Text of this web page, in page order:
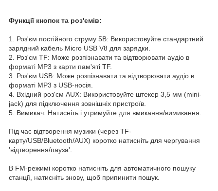
Функції кнопок та роз'ємів:
1. Роз'єм постійного струму 5В: Використовуйте стандартний
зарядний кабель Micro USB V8 для зарядки.
2. Роз'єм TF: Може розпізнавати та відтворювати аудіо в
форматі MP3 з карти пам'яті TF.
3. Роз'єм USB: Може розпізнавати та відтворювати аудіо в
форматі MP3 з USB-носія.
4. Вхідний роз'єм AUX: Використовуйте штекер 3,5 мм (mini-
jack) для підключення зовнішніх пристроїв.
5. Вимикач: Натисніть і утримуйте для вмикання/вимикання.
Під час відтворення музики (через TF-
карту/USB/Bluetooth/AUX) коротко натисніть для чергування
'відтворення/пауза'.
В FM-режимі коротко натисніть для автоматичного пошуку
станції, натисніть знову, щоб припинити пошук.